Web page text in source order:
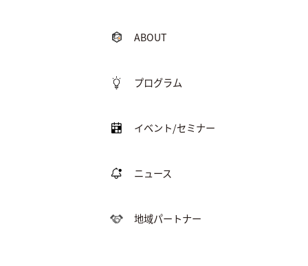
ABOUT
プログラム
イベント/セミナー
ニュース
地域パートナー